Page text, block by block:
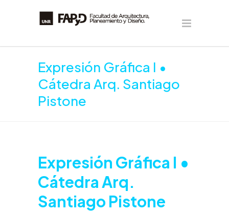
Expresión Gráfica I •
Cátedra Arq. Santiago
Pistone
Expresión Gráfica I •
Cátedra Arq.
Santiago Pistone